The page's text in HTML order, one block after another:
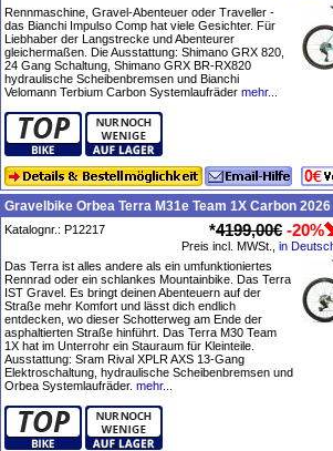
Rennmaschine, Gravel-Abenteuer oder Traveller -
das Bianchi Impulso Comp hat viele Gesichter. Für
Liebhaber der Langstrecke und Abenteurer
gleichermaßen. Die Ausstattung: Shimano GRX 820,
24 Gang Schaltung, Shimano GRX BR-RX820
hydraulische Scheibenbremsen und Bianchi
Velomann Terbium Carbon Systemlaufräder mehr...
Gravelbike Orbea Terra M31e Team 1X Carbon 2026
Katalognr.: P12217 *4199,00€ -20%
Preis incl. MWSt., in
Das Terra ist alles andere als ein umfunktioniertes
Rennrad oder ein schlankes Mountainbike. Das Terra
IST Gravel. Es bringt deinen Abenteuern auf der
Straße mehr Komfort und lässt dich endlich
entdecken, wo dieser Schotterweg am Ende der
asphaltierten Straße hinführt. Das Terra M30 Team
1X hat im Unterrohr ein Stauraum für Kleinteile.
Ausstattung: Sram Rival XPLR AXS 13-Gang
Elektroschaltung, hydraulische Scheibenbremsen und
Orbea Systemlaufräder. mehr...